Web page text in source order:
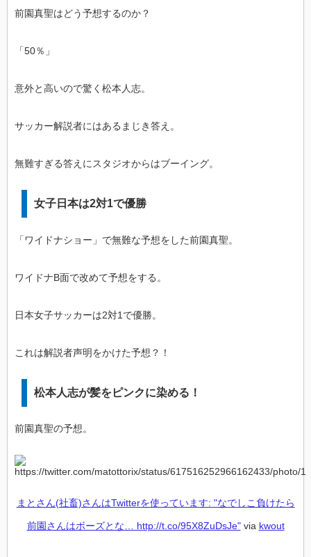
前園真聖はどう予想するのか？
「50％」
意外と高いので驚く松本人志。
サッカー解説者にはあるまじき答え。
無難すぎる答えにスタジオからはブーイング。
女子日本は2対1で優勝
「ワイドナショー」で無難な予想をした前園真聖。
ワイドナB面で改めて予想をする。
日本女子サッカーは2対1で優勝。
これは解説者声明をかけた予想？！
松本人志が髪をピンクに染める！
前園真聖の予想。
まとさん(社畜)さんはTwitterを使っています: "なでしこ負けたら
前園さんはボーズとな… http://t.co/95X8ZuDsJe"via kwout